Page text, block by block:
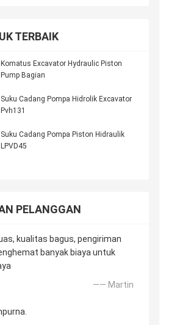
TERBAIK
Komatus Excavator Hydraulic Piston
Pump Bagian
Suku Cadang Pompa Hidrolik Excavator
Pvh131
Suku Cadang Pompa Piston Hidraulik
LPVD45
PELANGGAN
kualitas bagus, pengiriman
banyak biaya untuk
—— Martin